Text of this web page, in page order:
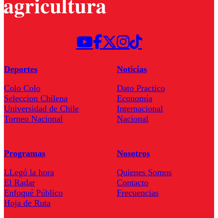
Deportes
Colo Colo
Seleccion Chilena
Universidad de Chile
Torneo Nacional
Noticias
Dato Practico
Economía
Internacional
Nacional
Programas
LLegó la hora
El Radar
Enfoqué Público
Hoja de Ruta
Nosotros
Quienes Somos
Contacto
Frecuencias